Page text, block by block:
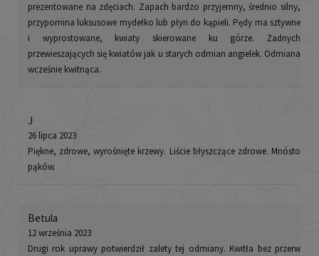
prezentowane na zdęciach. Zapach bardzo przyjemny, średnio silny,
przypomina luksusowe mydełko lub płyn do kąpieli. Pędy ma sztywne
i wyprostowane, kwiaty skierowane ku górze. Żadnych
przewieszających się kwiatów jak u starych odmian angielek. Odmiana
wcześnie kwitnąca.
J
26 lipca 2023
Piękne, zdrowe, wyrośnięte krzewy. Liście błyszczące zdrowe. Mnósto
pąków.
Betula
12 września 2023
Drugi rok uprawy potwierdził zalety tej odmiany. Kwitła bez przerw